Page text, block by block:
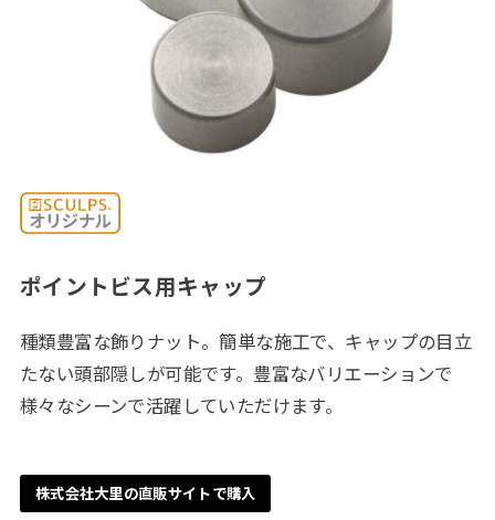
ポイントビス用キャップ
種類豊富な飾りナット。簡単な施工で、キャップの目立
たない頭部隠しが可能です。豊富なバリエーションで
様々なシーンで活躍していただけます。
株式会社大里の直販サイトで購入